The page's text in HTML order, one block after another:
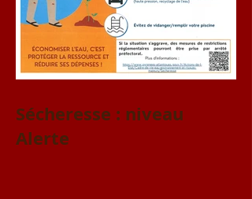
Sécheresse : niveau
Alerte